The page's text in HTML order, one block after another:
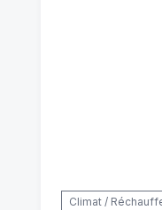
Climat /